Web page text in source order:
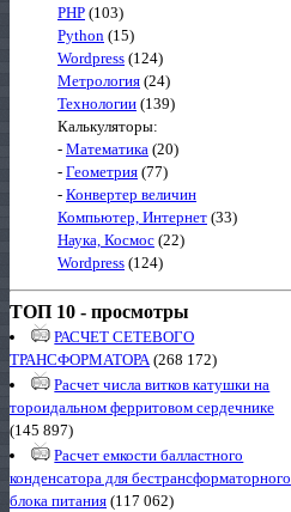
PHP (103)
Python (15)
Wordpress (124)
Метрология (24)
Технологии (139)
Калькуляторы:
- Математика (20)
- Геометрия (77)
- Конвертер величин
Компьютер, Интернет (33)
Наука, Космос (22)
Wordpress (124)
ТОП 10 - просмотры
РАСЧЕТ СЕТЕВОГО
ТРАНСФОРМАТОРА(268 172)
Расчет числа витков катушки на
тороидальном ферритовом сердечнике
(145 897)
Расчет емкости балластного
конденсатора для бестрансформаторного
блока питания (117 062)